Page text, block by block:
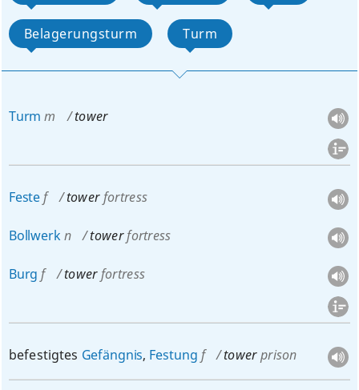
Belagerungsturm Turm
Turm m tower
Festef tower fortress
Bollwerkn towerfortress
Burg f tower fortress
befestigtes Gefängnis, Festung f towerprison